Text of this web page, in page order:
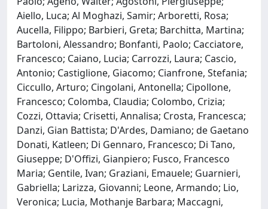
Aiello, Luca; Al Moghazi, Samir; Arboretti, Rosa;
Aucella, Filippo; Barbieri, Greta; Barchitta, Martina;
Bartoloni, Alessandro; Bonfanti, Paolo; Cacciatore,
Francesco; Caiano, Lucia; Carrozzi, Laura; Cascio,
Antonio; Castiglione, Giacomo; Cianfrone, Stefania;
Ciccullo, Arturo; Cingolani, Antonella; Cipollone,
Francesco; Colomba, Claudia; Colombo, Crizia;
Cozzi, Ottavia; Crisetti, Annalisa; Crosta, Francesca;
Danzi, Gian Battista; D'Ardes, Damiano; de Gaetano
Donati, Katleen; Di Gennaro, Francesco; Di Tano,
Giuseppe; D'Offizi, Gianpiero; Fusco, Francesco
Maria; Gentile, Ivan; Graziani, Emauele; Guarnieri,
Gabriella; Larizza, Giovanni; Leone, Armando; Lio,
Veronica; Lucia, Mothanje Barbara; Maccagni,